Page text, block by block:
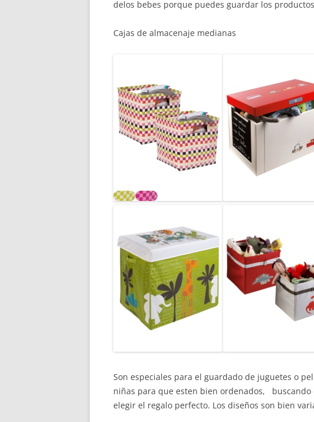
delos bebes porque puedes guardar los
Cajas de almacenaje medianas
Son especiales para el guardado de juguetes o
niñas para que esten bien ordenados, buscando
elegir el regalo perfecto. Los diseños son bien